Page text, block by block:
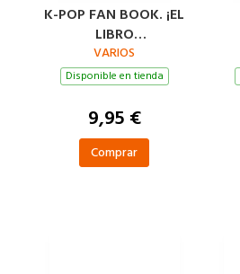
K-POP FAN BOOK. ¡EL
LIBRO
ANTIABURRIMIENTO
PARA FANS FELICES!
VARIOS
Disponible en tienda
9,95 €
Comprar